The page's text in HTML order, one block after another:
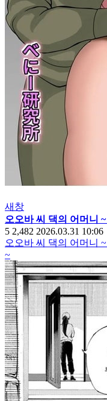
새창
오오바 씨 댁의 어머니
5 2,482 2026.03.31 10:06
오오바 씨 댁의 어머니
~